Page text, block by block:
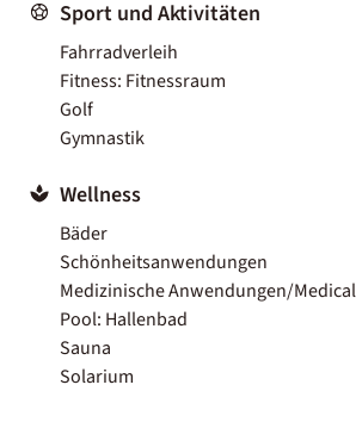
Sport und Aktivitäten
Fahrradverleih
Fitness: Fitnessraum
Golf
Gymnastik
Wellness
Bäder
Schönheitsanwendungen
Medizinische Anwendungen/
Pool: Hallenbad
Sauna
Solarium